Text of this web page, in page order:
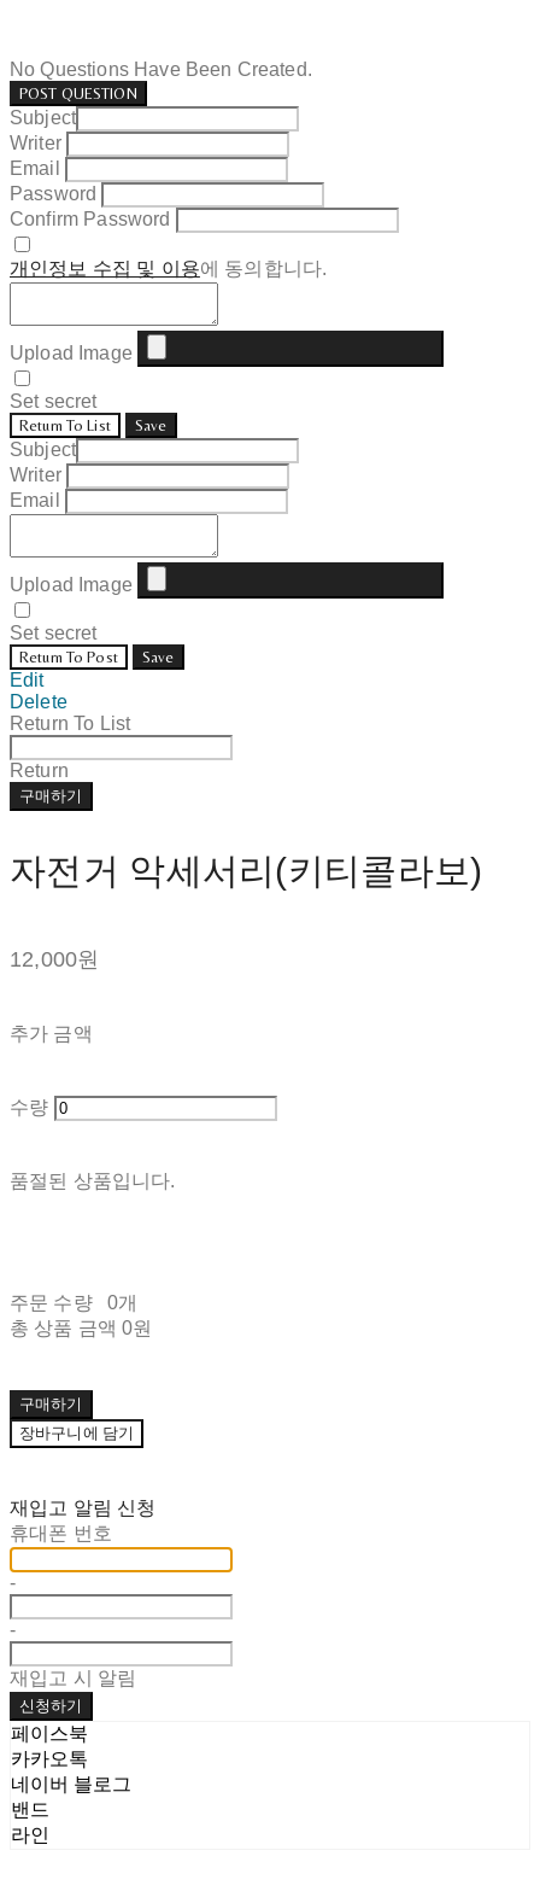
No Questions Have Been Created.
POST QUESTION
Subject
Writer
Email
Password
Confirm Password
개인정보 수집 및 이용에 동의합니다.
Upload Image
Set secret
Return To List Save
Subject
Writer
Email
Upload Image
Set secret
Return To Post Save
Edit
Delete
Return To List
Return
구매하기
자전거 악세서리(키티콜라보)
12,000원
추가 금액
수량
품절된 상품입니다.
주문 수량
0개
총 상품 금액 0원
구매하기
장바구니에 담기
재입고 알림 신청
휴대폰 번호
-
-
재입고 시 알림
신청하기
페이스북
카카오톡
네이버 블로그
밴드
라인